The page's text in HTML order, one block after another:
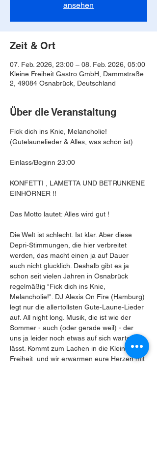
ansehen
Zeit & Ort
07. Feb. 2026, 23:00 – 08. Feb. 2026, 05:00
Kleine Freiheit Gastro GmbH, Dammstraße
2, 49084 Osnabrück, Deutschland
Über die Veranstaltung
Fick dich ins Knie, Melancholie!
(Gutelaunelieder & Alles, was schön ist)
Einlass/Beginn 23:00
KONFETTI , LAMETTA UND BETRUNKENE
EINHÖRNER !!
Das Motto lautet: Alles wird gut !
Die Welt ist schlecht. Ist klar. Aber diese
Depri-Stimmungen, die hier verbreitet
werden, das macht einen ja auf Dauer
auch nicht glücklich. Deshalb gibt es ja
schon seit vielen Jahren in Osnabrück
regelmäßig "Fick dich ins Knie,
Melancholie!". DJ Alexis On Fire (Hamburg)
legt nur die allertollsten Gute-Laune-Lieder
auf. All night long. Musik, die ist wie der
Sommer - auch (oder gerade weil) - der
uns ja leider noch etwas auf sich warten
lässt. Kommt zum Lachen in die Kleine
Freiheit  und wir erwärmen eure Herzen mit